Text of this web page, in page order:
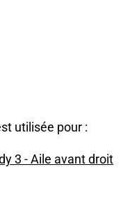
utilisée pour :
3 - Aile avant droit